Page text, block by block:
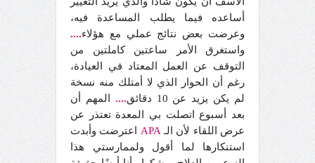
أساعده فيما يطلب المساعدة فيه،
وعرضت بعض نتائج عملي مع هؤلاء....
واستغرق الأمر ساعتين كاملتين من
التوقف عن العمل المعتاد في العيادة،
رغم أن الحوار الذي لا أمتلك منه نسخة
لم يكن يزيد عن 10 دقائق
.... المهم أن
بعد أسبوع اتصلت بي المعدة تعتذر عن
عرض اللقاء لأن الـAPA اعترضت وأبدت
استنكارها لما أقول ولممارستي هذا